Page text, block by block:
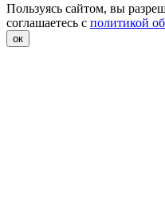
Пользуясь сайтом, вы
соглашаетесь с политикой
ок